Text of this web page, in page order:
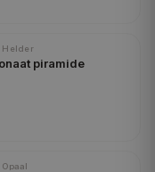
Helder
piramide